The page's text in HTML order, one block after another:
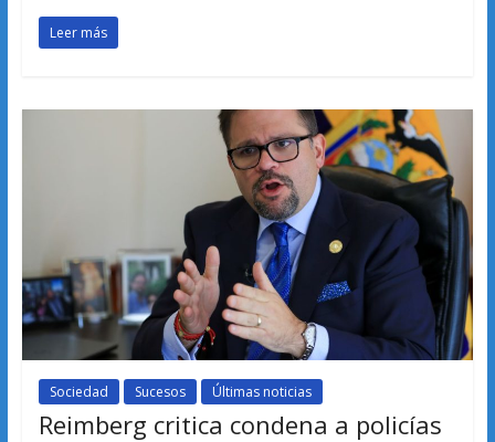
Leer más
Sociedad Sucesos Últimas noticias
Reimberg critica condena a policías